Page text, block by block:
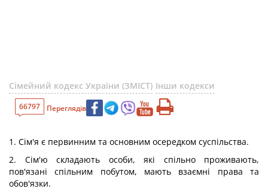
Сімейний кодекс України (ЗМІСТ) Інши кодекси
66797 Переглядів
1. Сім'я є первинним та основним осередком суспільства.
2. Сім'ю складають особи, які спільно проживають,
пов'язані спільним побутом, мають взаємні права та
обов'язки.